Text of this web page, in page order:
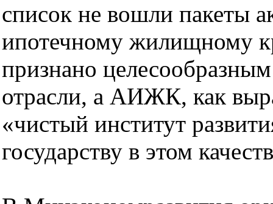
список не вошли пакеты
ипотечному жилищному
признано
отрасли, а АИЖК, как
«чистый институт
государству в этом